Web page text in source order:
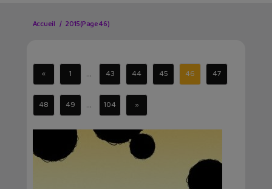
Accueil 2015(Page 46)
« 1 ... 43 44 45 46 47
48 49 ... 104 »